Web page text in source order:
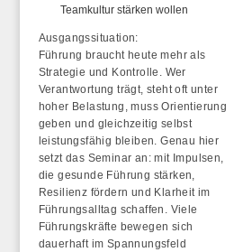
Teamkultur stärken wollen
Ausgangssituation:
Führung braucht heute mehr als
Strategie und Kontrolle. Wer
Verantwortung trägt, steht oft unter
hoher Belastung, muss Orientierung
geben und gleichzeitig selbst
leistungsfähig bleiben. Genau hier
setzt das Seminar an: mit Impulsen,
die gesunde Führung stärken,
Resilienz fördern und Klarheit im
Führungsalltag schaffen. Viele
Führungskräfte bewegen sich
dauerhaft im Spannungsfeld